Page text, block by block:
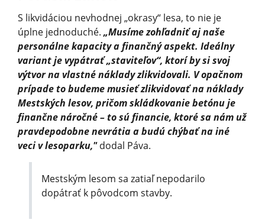
S likvidáciou nevhodnej „okrasy“ lesa, to nie je
úplne jednoduché. „Musíme zohľadniť aj naše
personálne kapacity a finančný aspekt. Ideálny
variant je vypátrať „staviteľov“, ktorí by si svoj
výtvor na vlastné náklady zlikvidovali. V opačnom
prípade to budeme musieť zlikvidovať na náklady
Mestských lesov, pričom skládkovanie betónu je
finančne náročné – to sú financie, ktoré sa nám už
pravdepodobne nevrátia a budú chýbať na iné
veci v lesoparku,"dodal Páva.
Mestským lesom sa zatiaľ nepodarilo
dopátrať k pôvodcom stavby.